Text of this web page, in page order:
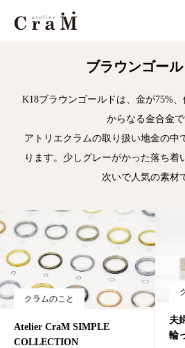
JOURNAL
ブラウンゴー
K18ブラウンゴールドは、金が75%
からなる金合金で
アトリエクラムの取り扱い地金の中
ります。少しグレーがかった落ち着
次いで人気の素材
クラムのこと
Atelier CraM SIMPLE
COLLECTION
夫
輪
来店予約
結婚指輪
セットリング
ジュエリー
CraMについて
ジャーナル